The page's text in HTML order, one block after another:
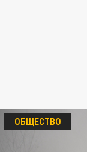
ОБЩЕСТВО